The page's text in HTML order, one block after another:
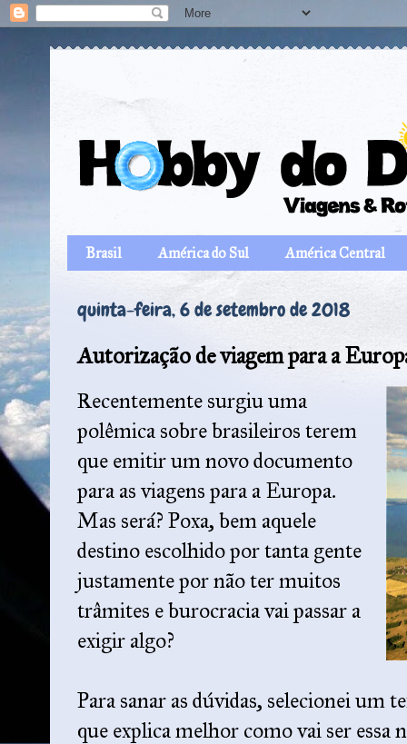
Brasil América do Sul América Central
quinta-feira, 6 de setembro de 2018
Autorização de viagem para a
Recentemente surgiu uma
polêmica sobre brasileiros terem
que emitir um novo documento
para as viagens para a Europa.
Mas será? Poxa, bem aquele
destino escolhido por tanta gente
justamente por não ter muitos
trâmites e burocracia vai passar a
exigir algo?
Para sanar as dúvidas, selecionei um
que explica melhor como vai ser essa